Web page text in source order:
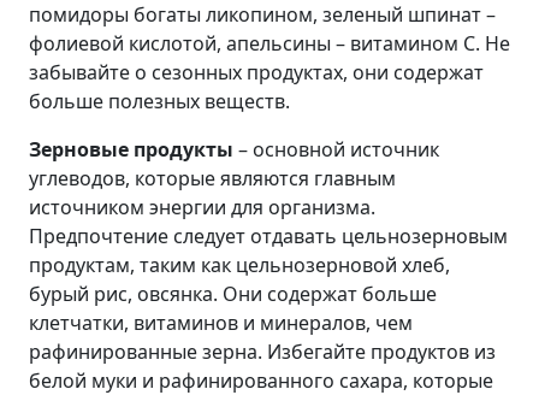
помидоры богаты ликопином, зеленый шпинат –
фолиевой кислотой, апельсины – витамином С. Не
забывайте о сезонных продуктах, они содержат
больше полезных веществ.
Зерновые продукты – основной источник
углеводов, которые являются главным
источником энергии для организма.
Предпочтение следует отдавать цельнозерновым
продуктам, таким как цельнозерновой хлеб,
бурый рис, овсянка. Они содержат больше
клетчатки, витаминов и минералов, чем
рафинированные зерна. Избегайте продуктов из
белой муки и рафинированного сахара, которые